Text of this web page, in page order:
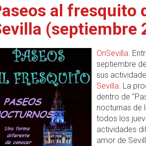
al fresquito
(septiembre
OnSevilla.
septiembre
sus
Sevilla. La
dentro de
nocturnas de
todos los
actividades
amor de